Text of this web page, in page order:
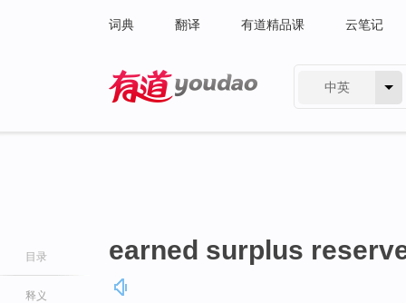
词典 翻译 有道精品课 云笔记
中英
目录
释义
earned surplus